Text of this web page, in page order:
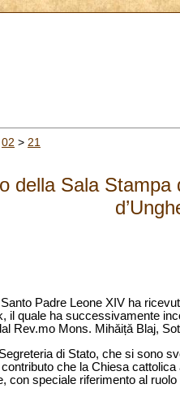
02 > 21
della Sala
Padre Leone XIV ha
il quale ha successivamente
Rev.mo Mons. Mihǎițǎ Blaj,
di Stato, che si sono
che la Chiesa
con speciale riferimento al